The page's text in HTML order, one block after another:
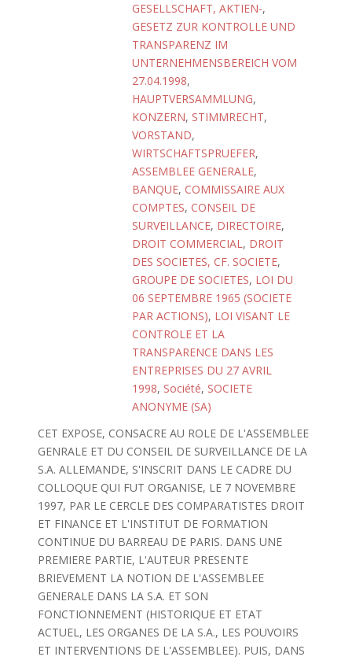
GESELLSCHAFT, AKTIEN-,
GESETZ ZUR KONTROLLE UND
TRANSPARENZ IM
UNTERNEHMENSBEREICH VOM
27.04.1998,
HAUPTVERSAMMLUNG,
KONZERN, STIMMRECHT,
VORSTAND,
WIRTSCHAFTSPRUEFER,
ASSEMBLEE GENERALE,
BANQUE, COMMISSAIRE AUX
COMPTES, CONSEIL DE
SURVEILLANCE, DIRECTOIRE,
DROIT COMMERCIAL, DROIT
DES SOCIETES, CF. SOCIETE,
GROUPE DE SOCIETES, LOI DU
06 SEPTEMBRE 1965 (SOCIETE
PAR ACTIONS), LOI VISANT LE
CONTROLE ET LA
TRANSPARENCE DANS LES
ENTREPRISES DU 27 AVRIL
1998, Société, SOCIETE
ANONYME (SA)
CET EXPOSE, CONSACRE AU ROLE DE L'ASSEMBLEE
GENRALE ET DU CONSEIL DE SURVEILLANCE DE LA
S.A. ALLEMANDE, S'INSCRIT DANS LE CADRE DU
COLLOQUE QUI FUT ORGANISE, LE 7 NOVEMBRE
1997, PAR LE CERCLE DES COMPARATISTES DROIT
ET FINANCE ET L'INSTITUT DE FORMATION
CONTINUE DU BARREAU DE PARIS. DANS UNE
PREMIERE PARTIE, L'AUTEUR PRESENTE
BRIEVEMENT LA NOTION DE L'ASSEMBLEE
GENERALE DANS LA S.A. ET SON
FONCTIONNEMENT (HISTORIQUE ET ETAT
ACTUEL, LES ORGANES DE LA S.A., LES POUVOIRS
ET INTERVENTIONS DE L'ASSEMBLEE). PUIS, DANS